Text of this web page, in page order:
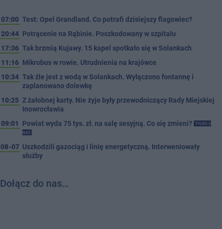
07:00 Test: Opel Grandland. Co potrafi dzisiejszy flagowiec?
20:44 Potrącenie na Rąbinie. Poszkodowany w szpitalu
17:36 Tak brzmią Kujawy. 15 kapel spotkało się w Solankach
11:16 Mikrobus w rowie. Utrudnienia na krajówce
10:34 Tak źle jest z wodą w Solankach. Wyłączono fontannę i
zaplanowano dolewkę
10:25 Z żałobnej karty. Nie żyje były przewodniczący Rady Miejskiej
Inowrocławia
09:01
Powiat wyda 75 tys. zł. na salę sesyjną. Co się zmieni?
TYLKO U
NAS
08-07 Uszkodzili gazociąg i linię energetyczną. Interweniowały
służby
Dołącz do nas…